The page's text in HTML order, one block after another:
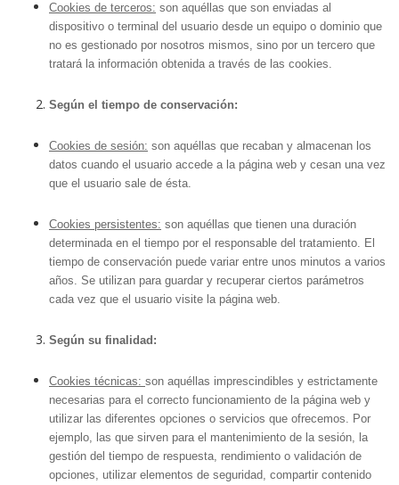
Cookies de terceros: son aquéllas que son enviadas al
dispositivo o terminal del usuario desde un equipo o dominio que
no es gestionado por nosotros mismos, sino por un tercero que
tratará la información obtenida a través de las cookies.
Según el tiempo de conservación:
Cookies de sesión: son aquéllas que recaban y almacenan los
datos cuando el usuario accede a la página web y cesan una vez
que el usuario sale de ésta.
Cookies persistentes: son aquéllas que tienen una duración
determinada en el tiempo por el responsable del tratamiento. El
tiempo de conservación puede variar entre unos minutos a varios
años. Se utilizan para guardar y recuperar ciertos parámetros
cada vez que el usuario visite la página web.
Según su finalidad:
Cookies técnicas: son aquéllas imprescindibles y estrictamente
necesarias para el correcto funcionamiento de la página web y
utilizar las diferentes opciones o servicios que ofrecemos. Por
ejemplo, las que sirven para el mantenimiento de la sesión, la
gestión del tiempo de respuesta, rendimiento o validación de
opciones, utilizar elementos de seguridad, compartir contenido